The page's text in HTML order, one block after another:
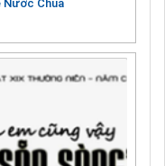
Nước Chúa